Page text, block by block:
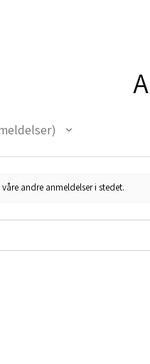
andre anmeldelser i stedet.